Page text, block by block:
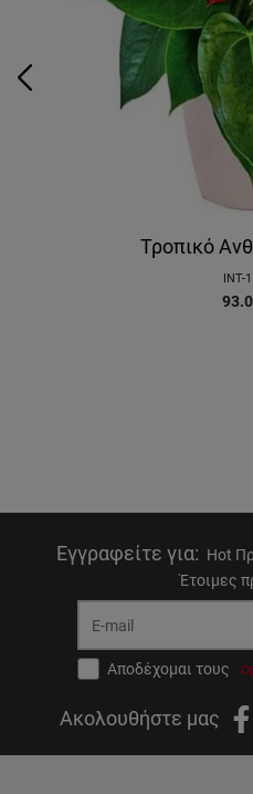
Τροπικό
INT-
Εγγραφείτε για: Hot
Έτοιμες
Αποδέχομαι τους
Ακολουθήστε μας